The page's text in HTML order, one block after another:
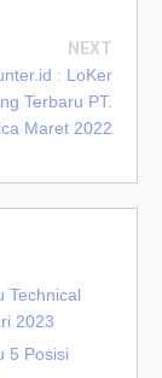
NEXT
: LoKer
Terbaru PT.
Maret 2022
Technical
2023
5 Posisi